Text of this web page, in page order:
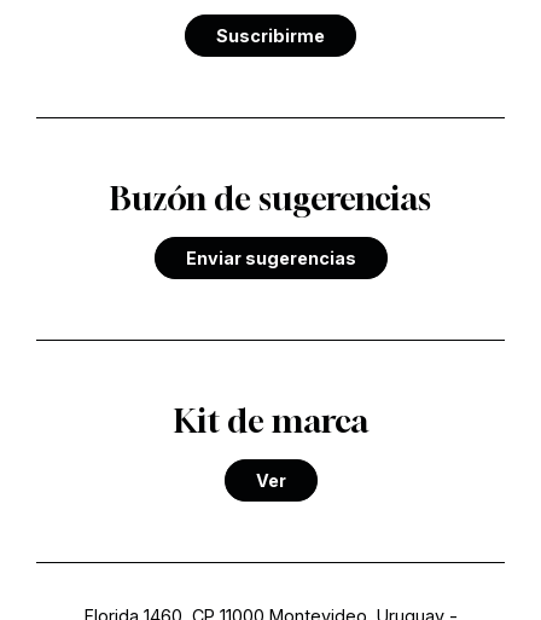
Suscribirme
Buzón de sugerencias
Enviar sugerencias
Kit de marca
Ver
Florida 1460, CP 11000 Montevideo, Uruguay-